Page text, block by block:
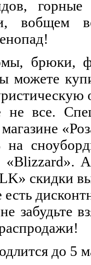
вобщем
брюки,
можете
все.
на
скидки
забудьте
до 5